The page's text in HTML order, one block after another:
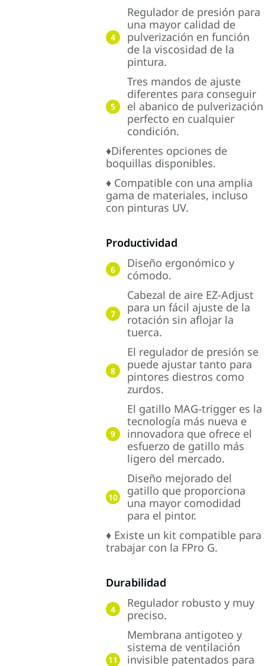
4
Regulador de presión para
una mayor calidad de
pulverización en función
de la viscosidad de la
pintura.
5
Tres mandos de ajuste
diferentes para conseguir
el abanico de pulverización
perfecto en cualquier
condición.
♦Diferentes opciones de
boquillas disponibles.
♦ Compatible con una amplia
gama de materiales, incluso
con pinturas UV.
Productividad
6
Diseño ergonómico y
cómodo.
7
Cabezal de aire EZ-Adjust
para un fácil ajuste de la
rotación sin aflojar la
tuerca.
8
El regulador de presión se
puede ajustar tanto para
pintores diestros como
zurdos.
9
El gatillo MAG-trigger es la
tecnología más nueva e
innovadora que ofrece el
esfuerzo de gatillo más
ligero del mercado.
10
Diseño mejorado del
gatillo que proporciona
una mayor comodidad
para el pintor.
♦ Existe un kit compatible para
trabajar con la FPro G.
Durabilidad
4
Regulador robusto y muy
preciso.
11
Membrana antigoteo y
sistema de ventilación
invisible patentados para